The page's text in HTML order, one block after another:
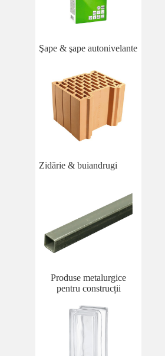
Şape & şape autonivelante
Zidărie & buiandrugi
Produse metalurgice
pentru construcții